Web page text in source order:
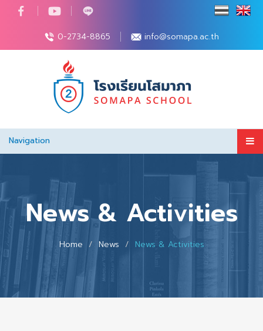
0-2734-8865 info@somapa.ac.th
Navigation
News & Activities
Home News News & Activities